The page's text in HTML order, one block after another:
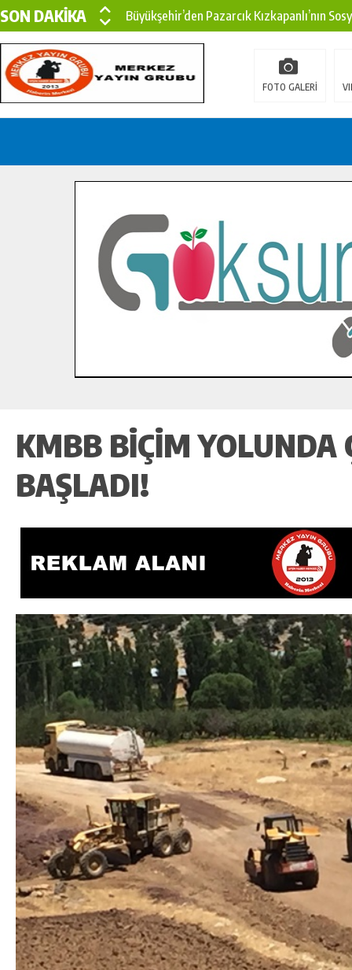
SON DAKİKA
Büyükşehir’den Pazarcık Kızkapanlı’nın
Büyükşehir’den Pazarcık Kırsalına Modern
Çin’den KSÜ’ye Uluslararası Başarı:
İlçe Jandarma Komutanı Karakaya’dan
Bertiz’in Yeni Köprüsünde Sona Doğru.
FOTO GALERİ
KMBB BIÇIM YOLUNDA
BAŞLADI!